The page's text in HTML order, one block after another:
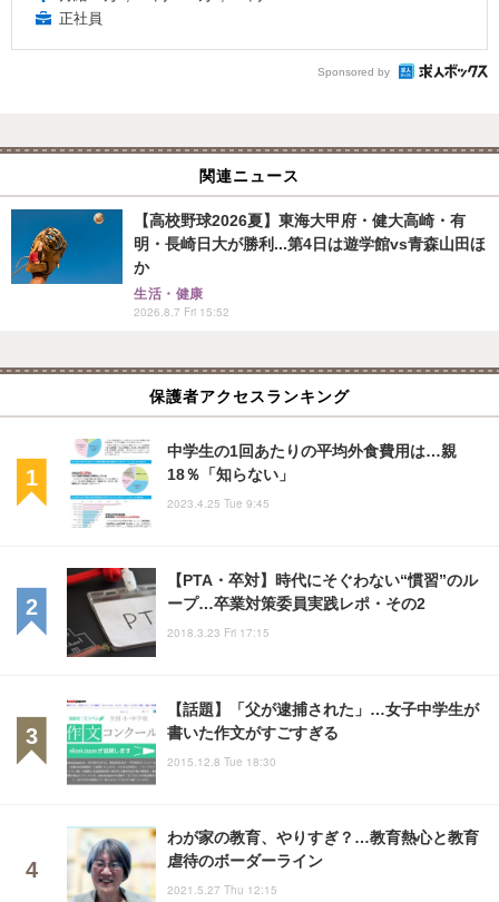
正社員
Sponsored by
関連ニュース
【高校野球2026夏】東海大甲府・健大高崎・有
明・長崎日大が勝利...第4日は遊学館vs青森山田ほ
か
生活・健康
2026.8.7 Fri 15:52
保護者アクセスランキング
中学生の1回あたりの平均外食費用は…親
18％「知らない」
2023.4.25 Tue 9:45
【PTA・卒対】時代にそぐわない“慣習”のル
ープ…卒業対策委員実践レポ・その2
2018.3.23 Fri 17:15
【話題】「父が逮捕された」…女子中学生が
書いた作文がすごすぎる
2015.12.8 Tue 18:30
わが家の教育、やりすぎ？…教育熱心と教育
虐待のボーダーライン
2021.5.27 Thu 12:15